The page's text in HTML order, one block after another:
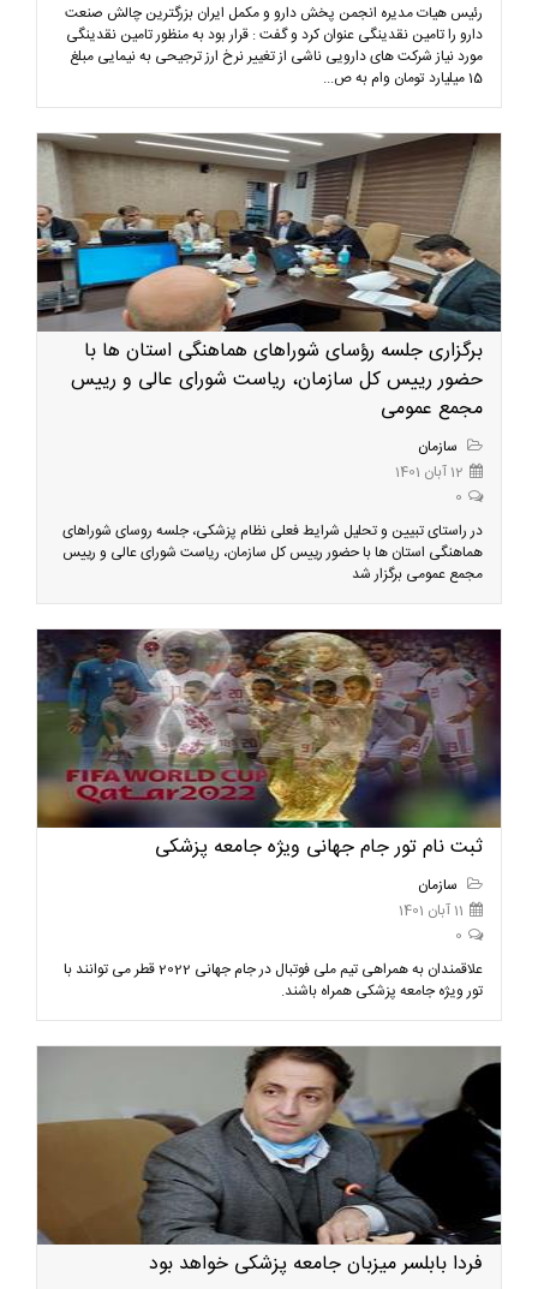
رئیس هیات مدیره انجمن پخش دارو و مکمل ایران بزرگترین چالش صنعت
دارو را تامین نقدینگی عنوان کرد و گفت : قرار بود به منظور تامین نقدینگی
مورد نیاز شرکت های دارویی ناشی از تغییر نرخ ارز ترجیحی به نیمایی مبلغ
15 میلیارد تومان وام به ص...
برگزاری جلسه رؤسای شوراهای هماهنگی استان ها با
حضور رییس کل سازمان، ریاست شورای عالی و رییس
مجمع عمومی
سازمان
12 آبان 1401
0
در راستای تبیین و تحلیل شرایط فعلی نظام پزشکی، جلسه روسای شوراهای
هماهنگی استان ها با حضور رییس کل سازمان، ریاست شورای عالی و رییس
مجمع عمومی برگزار شد
ثبت نام تور جام جهانی ویژه جامعه پزشکی
سازمان
11 آبان 1401
0
علاقمندان به همراهی تیم ملی فوتبال در جام جهانی 2022 قطر می توانند با
تور ویژه جامعه پزشکی همراه باشند.
فردا بابلسر میزبان جامعه پزشکی خواهد بود